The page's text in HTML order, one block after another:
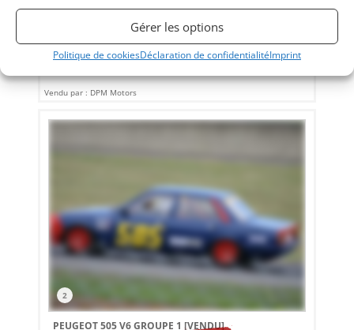
Gérer les options
Politique de cookiesDéclaration de confidentialitéImprint
Ford Sierra Cosworth Groupe N du 11/12/1986. Couleurs
Ford concessionnaires : Blanche rayée de bleu, elle affiche
40 350 Km au compteur. Très bel état.
Vendu par : DPM Motors
2
PEUGEOT 505 V6 GROUPE 1 [VENDU]